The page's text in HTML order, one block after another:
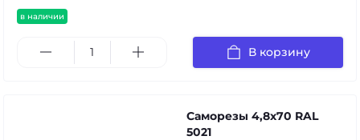
в наличии
В корзину
Саморезы 4,8х70 RAL
5021